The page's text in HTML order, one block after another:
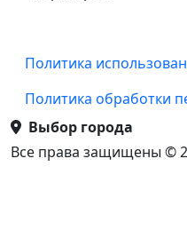
Подвал
Политика
Политика обработки
Выбор города
Все права защищены ©